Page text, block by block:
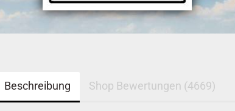
Beschreibung Shop Bewertungen (4669)